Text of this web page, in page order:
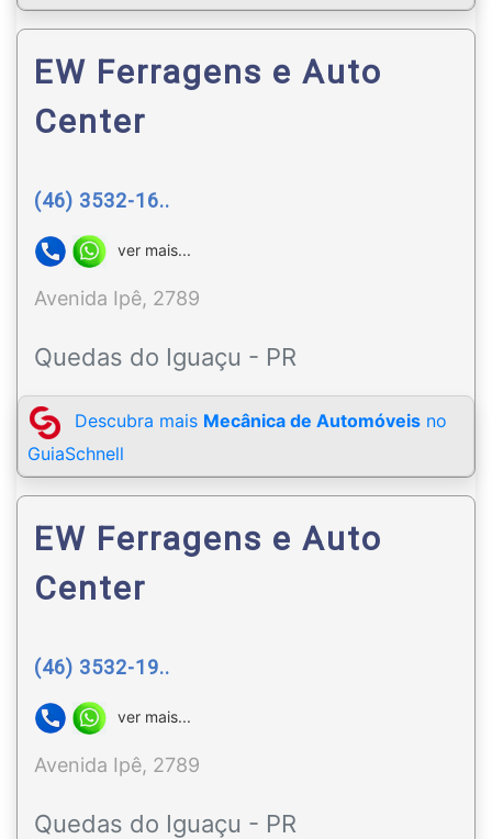
EW Ferragens e Auto
Center
(46) 3532-16..
ver mais...
Avenida Ipê, 2789
Quedas do Iguaçu - PR
Descubra mais Mecânica de Automóveis no
GuiaSchnell
EW Ferragens e Auto
Center
(46) 3532-19..
ver mais...
Avenida Ipê, 2789
Quedas do Iguaçu - PR